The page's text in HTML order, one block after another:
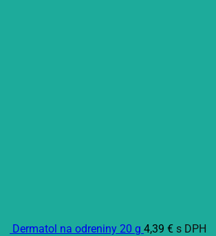
Dermatol na odreniny 20 g 4,39 € s DPH